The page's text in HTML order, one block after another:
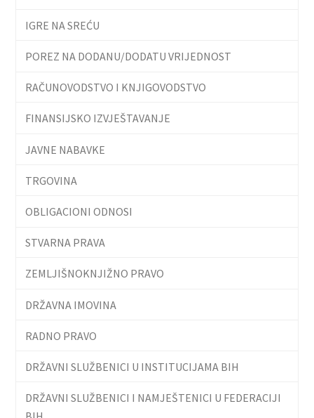
IGRE NA SREĆU
POREZ NA DODANU/DODATU VRIJEDNOST
RAČUNOVODSTVO I KNJIGOVODSTVO
FINANSIJSKO IZVJEŠTAVANJE
JAVNE NABAVKE
TRGOVINA
OBLIGACIONI ODNOSI
STVARNA PRAVA
ZEMLJIŠNOKNJIŽNO PRAVO
DRŽAVNA IMOVINA
RADNO PRAVO
DRŽAVNI SLUŽBENICI U INSTITUCIJAMA BIH
DRŽAVNI SLUŽBENICI I NAMJEŠTENICI U FEDERACIJI